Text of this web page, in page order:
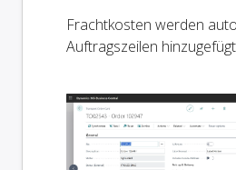
Frachtkosten werden
Auftragszeilen